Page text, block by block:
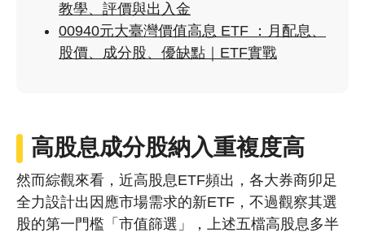
教學、評價與出入金
00940元大臺灣價值高息 ETF ：月配息、
股價、成分股、優缺點｜ETF實戰
高股息成分股納入重複度高
然而綜觀來看，近高股息ETF頻出，各大券商卯足
全力設計出因應市場需求的新ETF，不過觀察其選
股的第一門檻「市值篩選」，上述五檔高股息多半